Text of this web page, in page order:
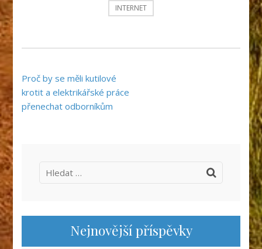
INTERNET
Navigace
pro
příspěvek
Proč by se měli kutilové
krotit a elektrikářské práce
přenechat odborníkům
Vyhledávání
Nejnovější příspěvky